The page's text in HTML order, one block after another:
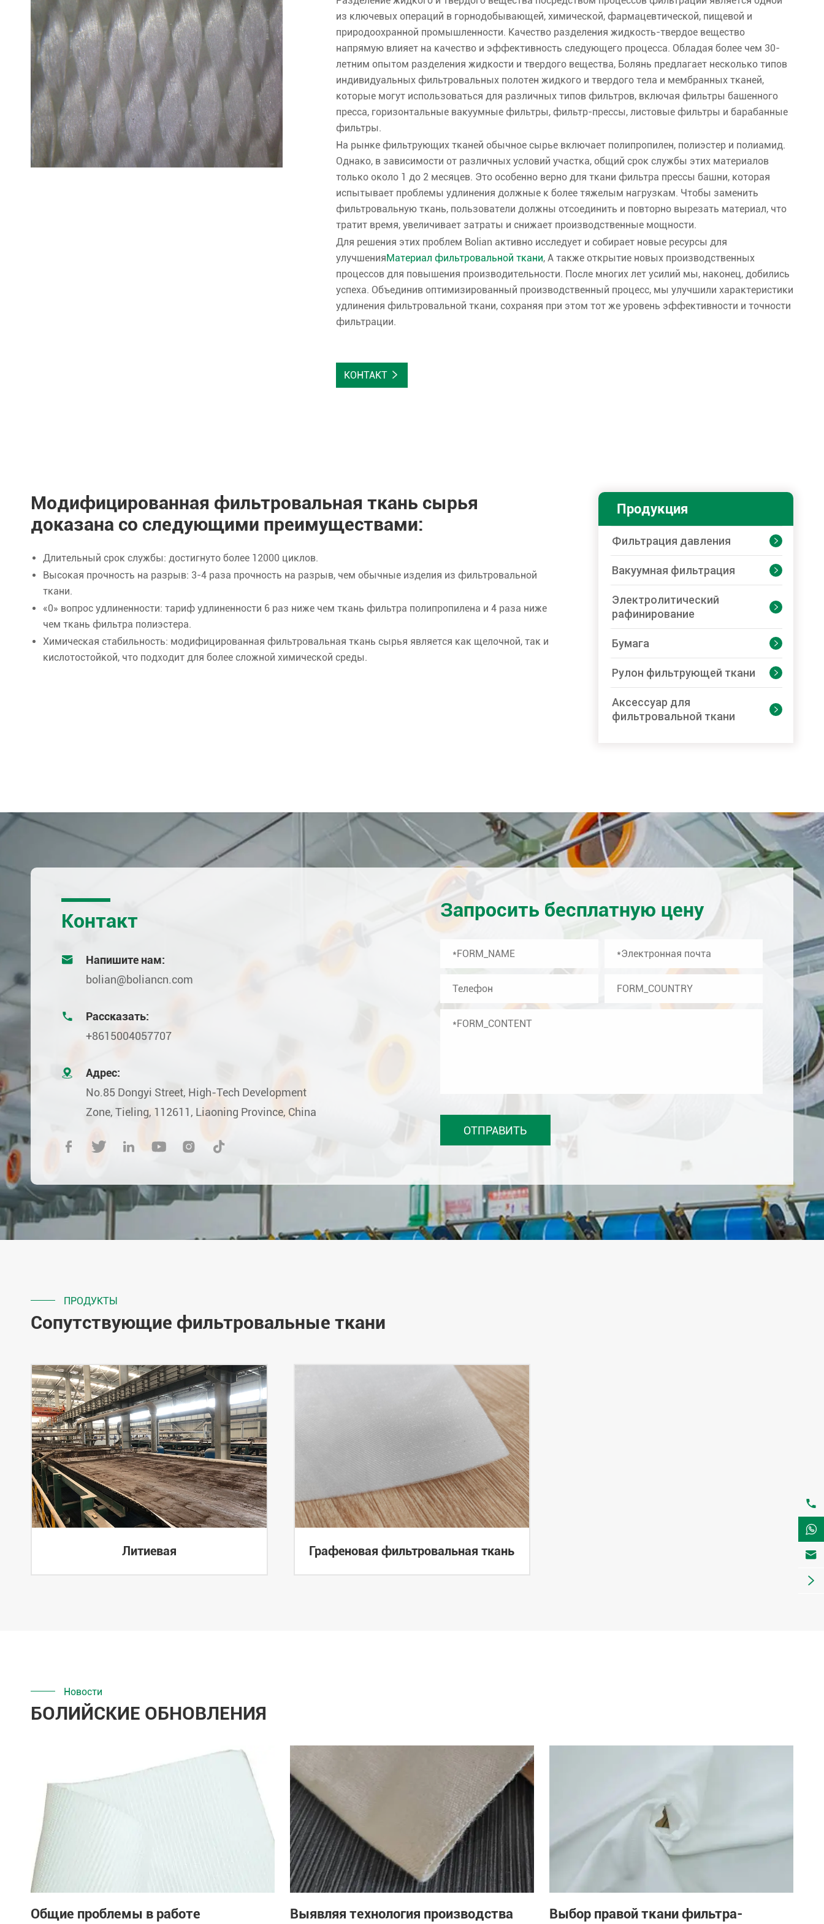
из ключевых операций в горнодобывающей, химической, фармацевтической, пищевой и
природоохранной промышленности. Качество разделения жидкость-твердое вещество
напрямую влияет на качество и эффективность следующего процесса. Обладая более чем 30-
летним опытом разделения жидкости и твердого вещества, Болянь предлагает несколько типов
индивидуальных фильтровальных полотен жидкого и твердого тела и мембранных тканей,
которые могут использоваться для различных типов фильтров, включая фильтры башенного
пресса, горизонтальные вакуумные фильтры, фильтр-прессы, листовые фильтры и барабанные
фильтры.
На рынке фильтрующих тканей обычное сырье включает полипропилен, полиэстер и полиамид.
Однако, в зависимости от различных условий участка, общий срок службы этих материалов
только около 1 до 2 месяцев. Это особенно верно для ткани фильтра прессы башни, которая
испытывает проблемы удлинения должные к более тяжелым нагрузкам. Чтобы заменить
фильтровальную ткань, пользователи должны отсоединить и повторно вырезать материал, что
тратит время, увеличивает затраты и снижает производственные мощности.
Для решения этих проблем Bolian активно исследует и собирает новые ресурсы для
улучшенияМатериал фильтровальной ткани, А также открытие новых производственных
процессов для повышения производительности. После многих лет усилий мы, наконец, добились
успеха. Объединив оптимизированный производственный процесс, мы улучшили характеристики
удлинения фильтровальной ткани, сохраняя при этом тот же уровень эффективности и точности
фильтрации.
КОНТАКТ 
Модифицированная фильтровальная ткань сырья
доказана со следующими преимуществами:
Длительный срок службы: достигнуто более 12000 циклов.
Высокая прочность на разрыв: 3-4 раза прочность на разрыв, чем обычные изделия из фильтровальной
ткани.
«0» вопрос удлиненности: тариф удлиненности 6 раз ниже чем ткань фильтра полипропилена и 4 раза ниже
чем ткань фильтра полиэстера.
Химическая стабильность: модифицированная фильтровальная ткань сырья является как щелочной, так и
кислотостойкой, что подходит для более сложной химической среды.
Продукция
Фильтрация давления 
Вакуумная фильтрация 
Электролитический
рафинирование

Бумага 
Рулон фильтрующей ткани 
Аксессуар для
фильтровальной ткани

Контакт

Напишите нам:
bolian@boliancn.com

Рассказать:
+8615004057707

Адрес:
No.85 Dongyi Street, High-Tech Development
Zone, Tieling, 112611, Liaoning Province, China
     
Запросить бесплатную цену
ПРОДУКТЫ
Сопутствующие фильтровальные ткани
Литиевая Графеновая фильтровальная ткань
Новости
БОЛИЙСКИЕ ОБНОВЛЕНИЯ
Общие проблемы в работе Выявляя технология производства Выбор правой ткани фильтра-



